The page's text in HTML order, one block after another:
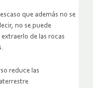
que además no se
no se puede
de las rocas
reduce las